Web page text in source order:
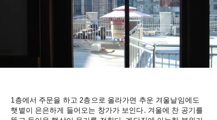
1층에서 주문을 하고 2층으로 올라가면 추운 겨울날임에도
햇볕이 은은하게 들어오는 창가가 보인다. 겨울에 찬 공기를